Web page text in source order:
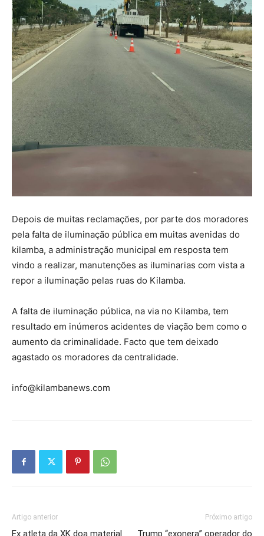
Depois de muitas reclamações, por parte dos moradores
pela falta de iluminação pública em muitas avenidas do
kilamba, a administração municipal em resposta tem
vindo a realizar, manutenções as iluminarias com vista a
repor a iluminação pelas ruas do Kilamba.
A falta de iluminação pública, na via no Kilamba, tem
resultado em inúmeros acidentes de viação bem como o
aumento da criminalidade. Facto que tem deixado
agastado os moradores da centralidade.
info@kilambanews.com
Artigo anterior
Ex atleta da XK doa material
Próximo artigo
Trump “exonera” operador do